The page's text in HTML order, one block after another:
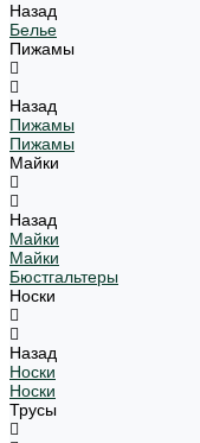
Назад
Белье
Пижамы
Назад
Пижамы
Пижамы
Майки
Назад
Майки
Майки
Бюстгальтеры
Носки
Назад
Носки
Носки
Трусы